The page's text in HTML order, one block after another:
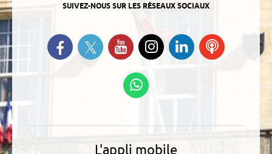
SUIVEZ-NOUS SUR LES RÉSEAUX SOCIAUX
Retrouvez-nous sur Facebook
Suivez-nous sur Twitter
Suivez-nous sur YouTube
Suivez-nous sur
Instagram
Retrouvez-
nous sur
Ecoutez
L'appli mobile